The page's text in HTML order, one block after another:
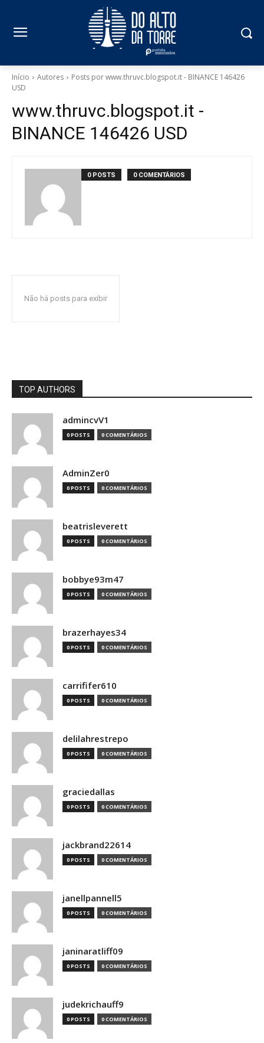
Início Autores
Posts por www.thruvc.blogspot.it - BINANCE 146426
USD
www.thruvc.blogspot.it -
BINANCE 146426 USD
0 POSTS 0 COMENTÁRIOS
Não há posts para exibir
TOP AUTHORS
admincvV1
0 POSTS 0 COMENTÁRIOS
AdminZer0
0 POSTS 0 COMENTÁRIOS
beatrisleverett
0 POSTS 0 COMENTÁRIOS
bobbye93m47
0 POSTS 0 COMENTÁRIOS
brazerhayes34
0 POSTS 0 COMENTÁRIOS
carrififer610
0 POSTS 0 COMENTÁRIOS
delilahrestrepo
0 POSTS 0 COMENTÁRIOS
graciedallas
0 POSTS 0 COMENTÁRIOS
jackbrand22614
0 POSTS 0 COMENTÁRIOS
janellpannell5
0 POSTS 0 COMENTÁRIOS
janinaratliff09
0 POSTS 0 COMENTÁRIOS
judekrichauff9
0 POSTS 0 COMENTÁRIOS